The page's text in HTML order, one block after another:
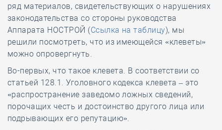
ряд материалов, свидетельствующих о нарушениях
законодательства со стороны руководства
Аппарата НОСТРОЙ (Ссылка на таблицу), мы
решили посмотреть, что из имеющейся «клеветы»
можно опровергнуть.
Во-первых, что такое клевета. В соответствии со
статьей 128.1. Уголовного кодекса клевета – это
«распространение заведомо ложных сведений,
порочащих честь и достоинство другого лица или
подрывающих его репутацию».